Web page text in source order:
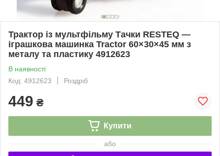
Трактор із мультфільму Тачки RESTEQ —
іграшкова машинка Tractor 60×30×45 мм з
металу та пластику 4912623
В наявності
Код: 4912623
Роздріб
449 ₴
Купити
або